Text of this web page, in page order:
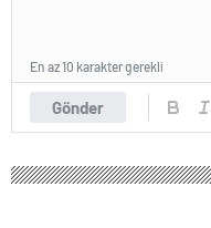
Gönder
En az 10 karakter gerekli